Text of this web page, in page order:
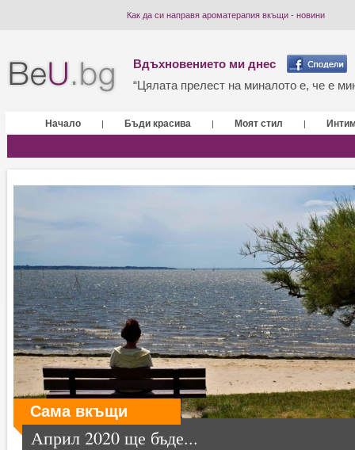
Как да си направя ароматерапия вкъщи - новини
Вдъхновението ми днес
“Цялата прелест на миналото е, че е
Начало | Бъди красива | Моят стил |
Сама вкъщи
Април 2020 ще бъде...